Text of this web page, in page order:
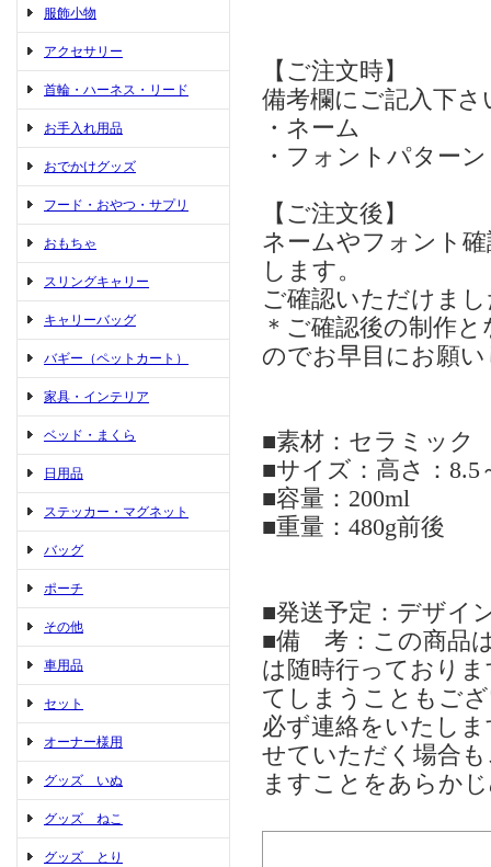
服飾小物
アクセサリー
首輪・ハーネス・リード
お手入れ用品
おでかけグッズ
フード・おやつ・サプリ
おもちゃ
スリングキャリー
キャリーバッグ
バギー（ペットカート）
家具・インテリア
ベッド・まくら
日用品
ステッカー・マグネット
バッグ
ポーチ
その他
車用品
セット
オーナー様用
グッズ いぬ
グッズ ねこ
グッズ とり
【ご注文時】
備考欄にご記入下さ
・ネーム
・フォントパターン
【ご注文後】
ネームやフォント
します。
ご確認いただけま
＊ご確認後の制作
のでお早目にお願
■素材：セラミック
■サイズ：高さ：
■容量：200ml
■重量：480g前後
■発送予定：デザイ
■備 考：この商品
は随時行っており
てしまうこともご
必ず連絡をいたし
せていただく場合
ますことをあらか